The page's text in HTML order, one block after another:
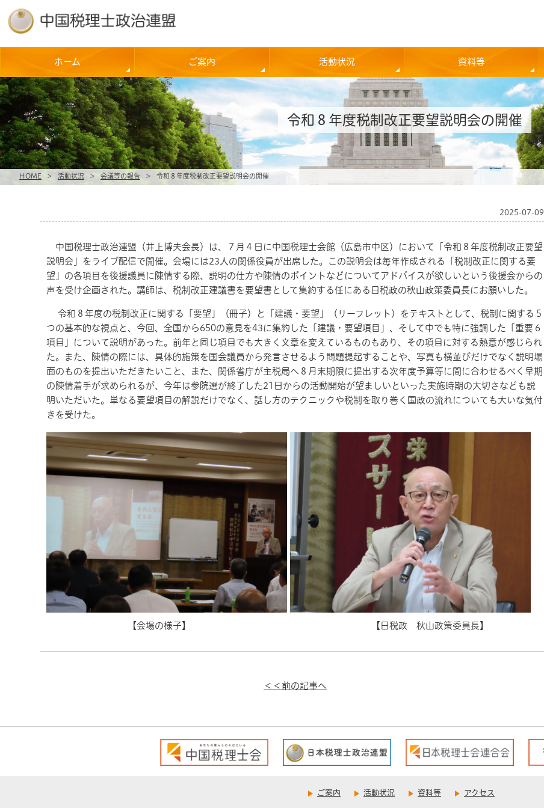
ホーム ご案内 活動状況 資料等
HOME > 活動状況 > 会議等の報告 > 令和８年度税制改正要望説明会の開催
令和８年度税制改正要望説明会の開催
2025-07-09
中国税理士政治連盟（井上博夫会長）は、７月４日に中国税理士会館（広島市中区）において「令和８年度税制改正要望
説明会」をライブ配信で開催。会場には23人の関係役員が出席した。この説明会は毎年作成される「税制改正に関する要
望」の各項目を後援議員に陳情する際、説明の仕方や陳情のポイントなどについてアドバイスが欲しいという後援会からの
声を受け企画された。講師は、税制改正建議書を要望書として集約する任にある日税政の秋山政策委員長にお願いした。
令和８年度の税制改正に関する「要望」（冊子）と「建議・要望」（リーフレット）をテキストとして、税制に関する５
つの基本的な視点と、今回、全国から650の意見を43に集約した「建議・要望項目」、そして中でも特に強調した「重要６
項目」について説明があった。前年と同じ項目でも大きく文章を変えているものもあり、その項目に対する熱意が感じられ
た。また、陳情の際には、具体的施策を国会議員から発言させるよう問題提起することや、写真も横並びだけでなく説明場
面のものを提出いただきたいこと、また、関係省庁が主税局へ８月末期限に提出する次年度予算等に間に合わせるべく早期
の陳情着手が求められるが、今年は参院選が終了した21日からの活動開始が望ましいといった実施時期の大切さなども説
明いただいた。単なる要望項目の解説だけでなく、話し方のテクニックや税制を取り巻く国政の流れについても大いな気付
きを受けた。
【会場の様子】 【日税政 秋山政策委員長】
＜＜前の記事へ
ご案内 活動状況 資料等 アクセス